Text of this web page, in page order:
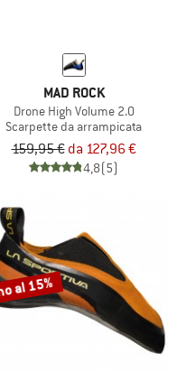
MAD ROCK
Drone High Volume 2.0
Scarpette da arrampicata
159,95 € da 127,96 €
4,8(5)
al 15%